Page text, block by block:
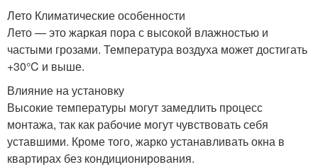
Лето Климатические особенности
Лето — это жаркая пора с высокой влажностью и
частыми грозами. Температура воздуха может достигать
+30°C и выше.
Влияние на установку
Высокие температуры могут замедлить процесс
монтажа, так как рабочие могут чувствовать себя
уставшими. Кроме того, жарко устанавливать окна в
квартирах без кондиционирования.